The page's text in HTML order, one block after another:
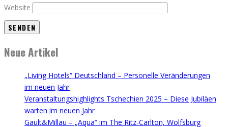
Website
Neue Artikel
„Living Hotels“ Deutschland – Personelle Veränderungen
im neuen Jahr
Veranstaltungshighlights Tschechien 2025 – Diese Jubiläen
warten im neuen Jahr
Gault&Millau – „Aqua“ im The Ritz-Carlton, Wolfsburg